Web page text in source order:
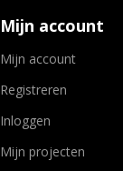
Mijn account
Mijn account
Registreren
Inloggen
Mijn projecten